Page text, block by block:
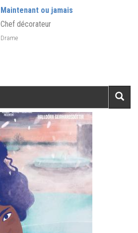
Maintenant ou jamais
Chef décorateur
Drame